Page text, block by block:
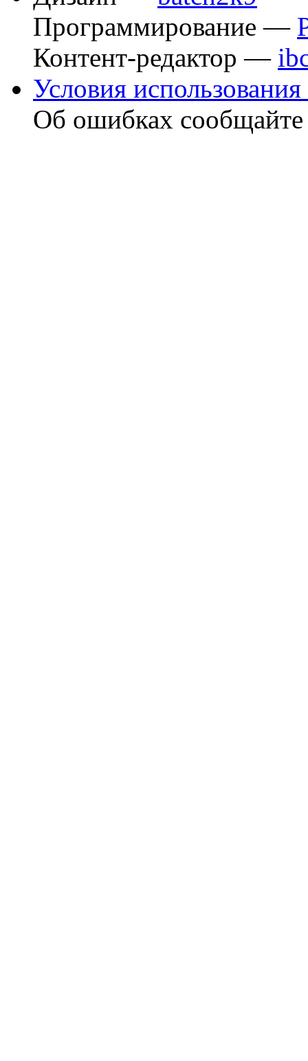
Программирование —
Контент-редактор —
Условия использования
Об ошибках